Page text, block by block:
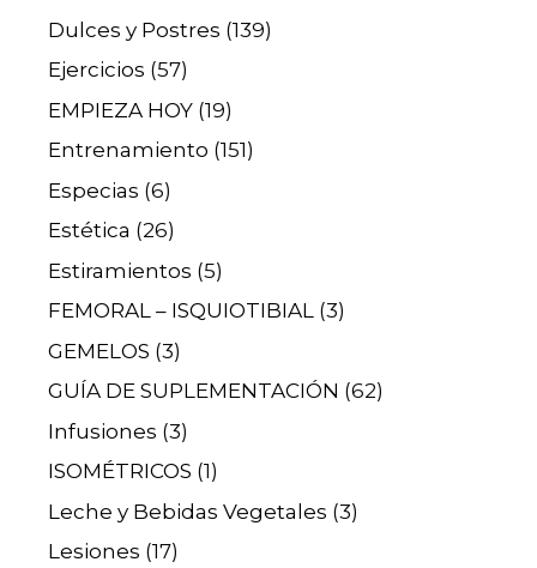
Dulces y Postres (139)
Ejercicios (57)
EMPIEZA HOY (19)
Entrenamiento (151)
Especias (6)
Estética (26)
Estiramientos (5)
FEMORAL – ISQUIOTIBIAL (3)
GEMELOS (3)
GUÍA DE SUPLEMENTACIÓN (62)
Infusiones (3)
ISOMÉTRICOS (1)
Leche y Bebidas Vegetales (3)
Lesiones (17)